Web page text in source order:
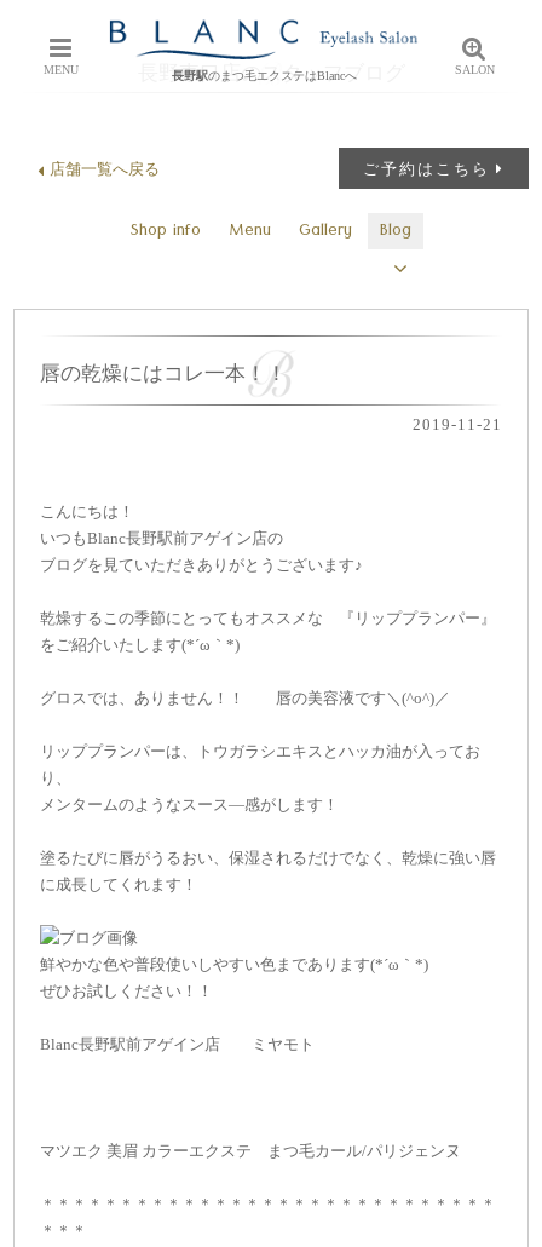
MENU 長野駅のまつ毛エクステはBlancへ SALON
長野東口店のスタッフブログ
ご予約はこちら
店舗一覧へ戻る
Shop info Menu Gallery Blog
唇の乾燥にはコレ一本！！
2019-11-21
こんにちは！
いつもBlanc長野駅前アゲイン店の
ブログを見ていただきありがとうございます♪
乾燥するこの季節にとってもオススメな 『リッププランパー』
をご紹介いたします(*´ω｀*)
グロスでは、ありません！！ 唇の美容液です＼(^o^)／
リッププランパーは、トウガラシエキスとハッカ油が入ってお
り、
メンタームのようなスース―感がします！
塗るたびに唇がうるおい、保湿されるだけでなく、乾燥に強い唇
に成長してくれます！
鮮やかな色や普段使いしやすい色まであります(*´ω｀*)
ぜひお試しください！！
Blanc長野駅前アゲイン店 ミヤモト
マツエク 美眉 カラーエクステ まつ毛カール/パリジェンヌ
＊＊＊＊＊＊＊＊＊＊＊＊＊＊＊＊＊＊＊＊＊＊＊＊＊＊＊＊＊
＊＊＊